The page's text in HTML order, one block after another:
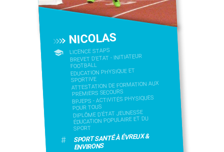
NICOLAS
LICENCE STAPS
BREVET D'ETAT - INITIATEUR
FOOTBALL
EDUCATION PHYSIQUE ET
SPORTIVE
ATTESTATION DE FORMATION AUX
PREMIERS SECOURS
BPJEPS - ACTIVITÉS PHYSIQUES
POUR TOUS
DIPLÔME D'ÉTAT JEUNESSE
ÉDUCATION POPULAIRE ET DU
SPORT
# SPORT SANTÉ À ÉVREUX &
ENVIRONS